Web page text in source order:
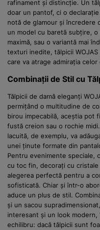
rafinament și distincție. Un
doar un pantof, ci o
notă de glamour și încredere
un model cu baretă subțire,
maximă, sau o variantă mai
texturi inedite, tălpicii
care va atrage admirația celor
Combinații de Stil cu
Tălpicii de damă eleganți
permițând o multitudine de
birou impecabilă, aceștia pot
fustă creion sau o rochie
lacuită, de exemplu, va
unei ținute formate din
Pentru evenimente speciale,
cu toc fin, decorați cu
alegerea perfectă pentru a
sofisticată. Chiar și într-o
aduce un plus de stil.
și un sacou
interesant și un look
echilibru: dacă tălpicii sunt